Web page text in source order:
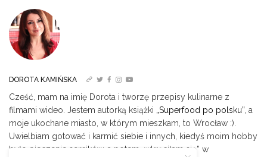
DOROTA KAMIŃSKA
Cześć, mam na imię Dorota i tworzę przepisy kulinarne z
filmami wideo. Jestem autorką książki „Superfood po polsku” , a
moje ukochane miasto, w którym mieszkam, to Wrocław :).
Uwielbiam gotować i karmić siebie i innych, kiedyś moim hobby
było pieczenie serników, a potem „wkręciłam się” w